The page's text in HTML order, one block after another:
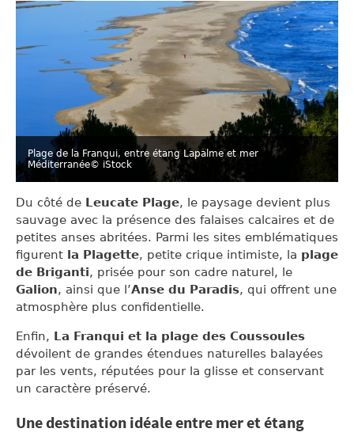
Plage de la Franqui, entre étang Lapalme et mer
Méditerranée© iStock
Du côté de Leucate Plage, le paysage devient plus
sauvage avec la présence des falaises calcaires et de
petites anses abritées. Parmi les sites emblématiques
figurent la Plagette, petite crique intimiste, la plage
de Briganti, prisée pour son cadre naturel, le
Galion, ainsi que l’Anse du Paradis, qui offrent une
atmosphère plus confidentielle.
Enfin, La Franqui et la plage des Coussoules
dévoilent de grandes étendues naturelles balayées
par les vents, réputées pour la glisse et conservant
un caractère préservé.
Une destination idéale entre mer et étang